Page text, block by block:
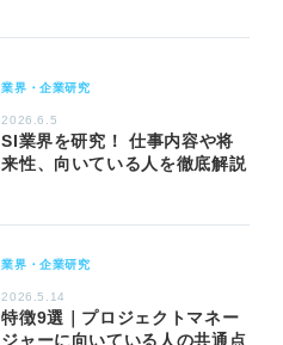
業界・企業研究
2026.6.5
SI業界を研究！ 仕事内容や将
来性、向いている人を徹底解説
業界・企業研究
2026.5.14
特徴9選｜プロジェクトマネー
ジャーに向いている人の共通点